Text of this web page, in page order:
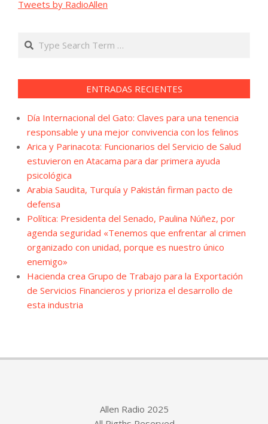
Tweets by RadioAllen
Search
ENTRADAS RECIENTES
Día Internacional del Gato: Claves para una tenencia
responsable y una mejor convivencia con los felinos
Arica y Parinacota: Funcionarios del Servicio de Salud
estuvieron en Atacama para dar primera ayuda
psicológica
Arabia Saudita, Turquía y Pakistán firman pacto de
defensa
Política: Presidenta del Senado, Paulina Núñez, por
agenda seguridad «Tenemos que enfrentar al crimen
organizado con unidad, porque es nuestro único
enemigo»
Hacienda crea Grupo de Trabajo para la Exportación
de Servicios Financieros y prioriza el desarrollo de
esta industria
Allen Radio 2025